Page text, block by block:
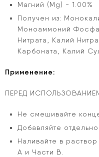
Магний (Mg) - 1.00%
Получен из:
Моноаммоний
Нитрата, Калий
Карбоната, Калий
Применение:
ПЕРЕД
Не смешивайте
Добавляйте
Наливайте в
А и Части В.